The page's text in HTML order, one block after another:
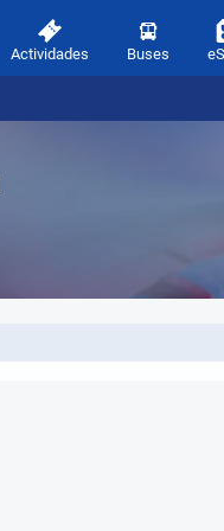
Actividades Buses